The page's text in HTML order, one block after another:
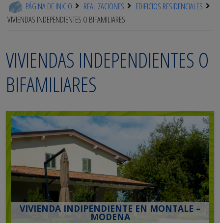
PÁGINA DE INICIO REALIZACIONES
EDIFICIOS RESIDENCIALES
VIVIENDAS INDEPENDIENTES O BIFAMILIARES
VIVIENDAS INDEPENDIENTES O
BIFAMILIARES
VIVIENDA INDIPENDIENTE EN MONTALE –
MODENA